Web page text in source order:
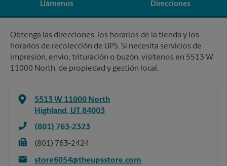
Llámenos Direcciones
Obtenga las direcciones, los horarios de la tienda y los
horarios de recolección de UPS. Si necesita servicios de
impresión, envío, trituración o buzón, visítenos en 5513 W
11000 North, de propiedad y gestión local.
5513 W 11000 North
Highland, UT 84003
(801) 763-2323
(801) 763-2424
store6054@theupsstore.com